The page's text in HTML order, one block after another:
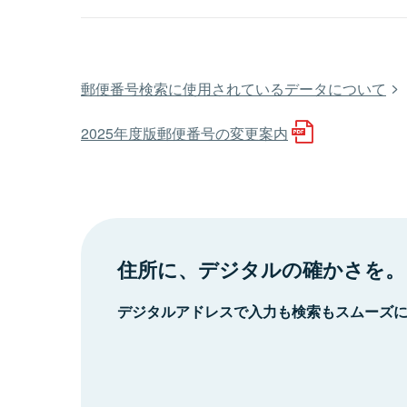
郵便番号検索に使用されているデータについて
2025年度版郵便番号の変更案内
住所に、デジタルの確かさを。
デジタルアドレスで入力も検索もスムーズ